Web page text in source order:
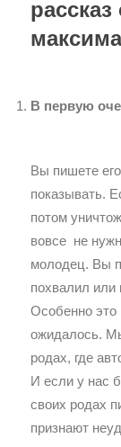
В первую
Вы пишете
показывать.
потом
вовсе не
молодец. Вы
похвалил
Особенно это
ожидалось.
родах, где
И если у нас
своих родах
признают